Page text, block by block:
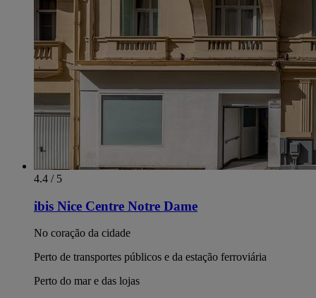
4.4 / 5
ibis Nice Centre Notre Dame
No coração da cidade
Perto de transportes públicos e da estação ferroviária
Perto do mar e das lojas